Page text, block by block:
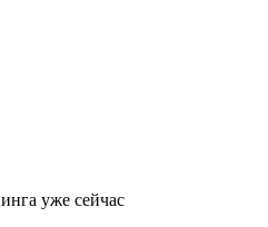
уже сейчас